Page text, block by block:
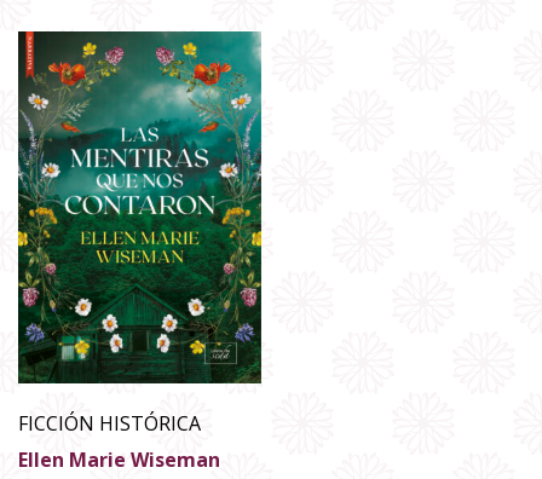
FICCIÓN HISTÓRICA
Ellen Marie Wiseman